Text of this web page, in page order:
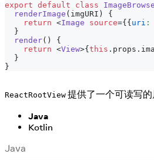
export default class
renderImage ( imgURI )
{
return <Image source={ { uri :
}
render( )
{
return <View>{ this . props .
}
}
ReactRootView 提供了一个可读写的
Java
Kotlin
Java